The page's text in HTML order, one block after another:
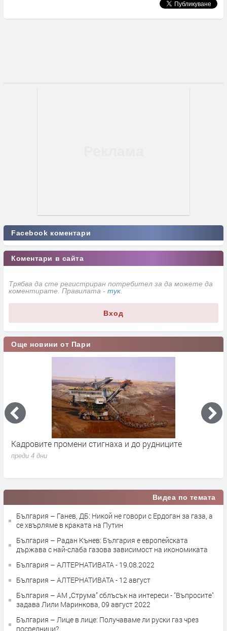
Facebook коментари
Коментари в сайта
Трябва да сте регистриран потребител за да можете да
коментирате. Правилата - тук
Вход
Още новини от Пари
Кадровите промени стигнаха и до рудниците
преди 4 дни
Видеа по темата
България – Ганев, ДБ: Никой не говори с Ердоган за газа, а
се хвърляме в краката на Путин
България – Радан Кънев: България е европейската
държава с най-слаба газова зависимост на икономиката
България – АЛТЕРНАТИВАТА - 19.08.2022
България – АЛТЕРНАТИВАТА - 12 август
България – АМ „Струма” сблъсък на интереси - "Въпросите"
задава Лили Маринкова, 09 август 2022
България – Лице в лице: Получаваме ли руски газ чрез
посредници?